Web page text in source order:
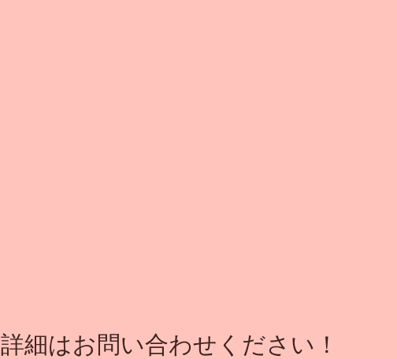
詳細はお問い合わせください！